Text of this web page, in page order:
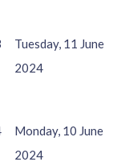
Tuesday, 11 June
2024
Monday, 10 June
2024